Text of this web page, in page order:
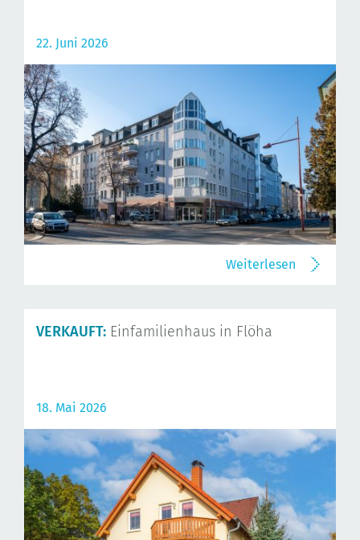
22. Juni 2026
Weiterlesen
VERKAUFT: Einfamilienhaus in Flöha
18. Mai 2026